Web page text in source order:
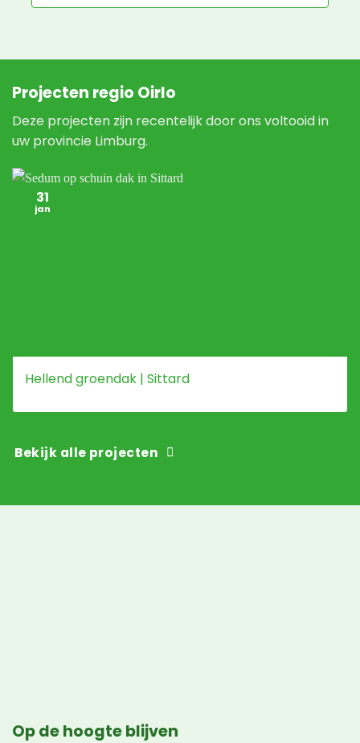
Projecten regio Oirlo
Deze projecten zijn recentelijk door ons voltooid in
uw provincie Limburg.
Hellend groendak | Sittard
31
jan
Bekijk alle projecten
Op de hoogte blijven